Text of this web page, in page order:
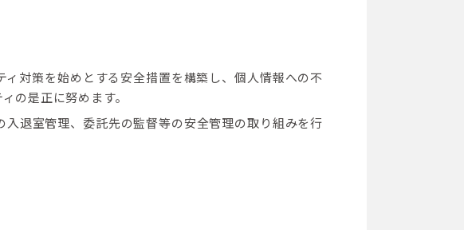
対策を始めとする安全措置を構築し、個人情報への不
の是正に努めます。
退室管理、委託先の監督等の安全管理の取り組みを行